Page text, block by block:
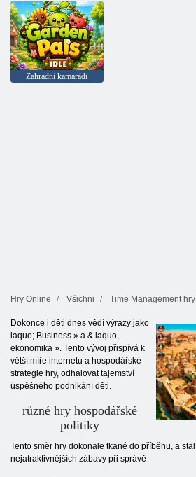
Zahradní kamarádi
Hry Online Všichni Time Management
Dokonce i děti dnes vědí výrazy jako
laquo; Business » a & laquo,
ekonomika ». Tento vývoj přispívá k
větší míře internetu a hospodářské
strategie hry, odhalovat tajemství
úspěšného podnikání děti.
různé hry hospodářské
politiky
Tento směr hry dokonale tkané do příběhu, a
nejatraktivnějších zábavy při správě